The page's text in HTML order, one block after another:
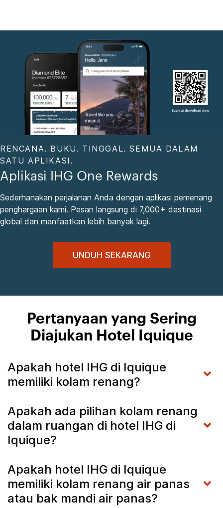
RENCANA. BUKU. TINGGAL. SEMUA DALAM
SATU APLIKASI.
Aplikasi IHG One Rewards
Sederhanakan perjalanan Anda dengan aplikasi pemenang
penghargaan kami. Pesan langsung di 7,000+ destinasi
global dan manfaatkan lebih banyak lagi.
UNDUH SEKARANG
Pertanyaan yang Sering
Diajukan Hotel Iquique
Apakah hotel IHG di Iquique
memiliki kolam renang?
Apakah ada pilihan kolam renang
dalam ruangan di hotel IHG di
Iquique?
Apakah hotel IHG di Iquique
memiliki kolam renang air panas
atau bak mandi air panas?